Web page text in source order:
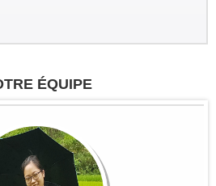
ÉQUIPE
Groupe : VAR VIETNAM PASSION
Marseille - Hanoi - Nghia Lo - Mu
Cang Chai - Sapa - BacHa - Thong
Nguyen - Ha Giang - Dong Van - Bao
Lac - Ba Be - Hanoi - Baie...